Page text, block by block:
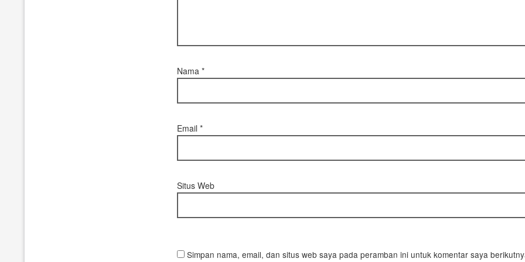
Nama*
Email*
Situs Web
Simpan nama, email, dan situs web saya pada peramban ini untuk komentar saya